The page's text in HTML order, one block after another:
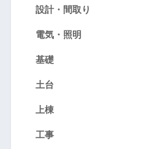
設計・間取り
電気・照明
基礎
土台
上棟
工事